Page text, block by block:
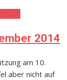
2014
am 10.
aber nicht auf